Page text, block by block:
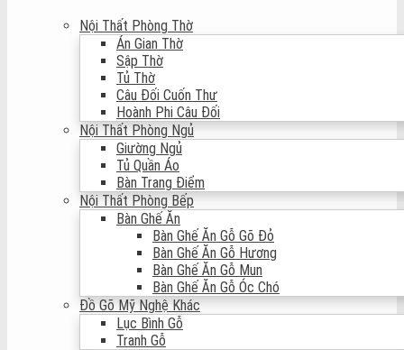
Nội Thất Phòng Thờ
Án Gian Thờ
Sập Thờ
Tủ Thờ
Câu Đối Cuốn Thư
Hoành Phi Câu Đối
Nội Thất Phòng Ngủ
Giường Ngủ
Tủ Quần Áo
Bàn Trang Điểm
Nội Thất Phòng Bếp
Bàn Ghế Ăn
Bàn Ghế Ăn Gỗ Gõ Đỏ
Bàn Ghế Ăn Gỗ Hương
Bàn Ghế Ăn Gỗ Mun
Bàn Ghế Ăn Gỗ Óc Chó
Đồ Gõ Mỹ Nghệ Khác
Lục Bình Gỗ
Tranh Gỗ